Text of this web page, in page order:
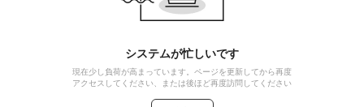
システムが忙しいです
現在少し負荷が高まっています。ページを更新してから再度
アクセスしてください、または後ほど再度訪問してください